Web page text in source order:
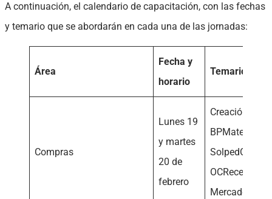
A continuación, el calendario de capacitación, con las fechas
y temario que se abordarán en cada una de las jornadas:
Área
Fecha y
horario
Temario
Compras
Lunes 19
y martes
20 de
febrero
Creación
OCRecepción
Mercadería